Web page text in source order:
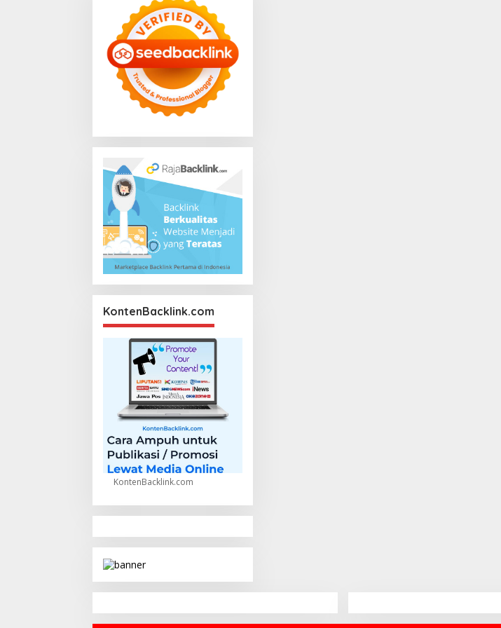
KontenBacklink.com
KontenBacklink.com